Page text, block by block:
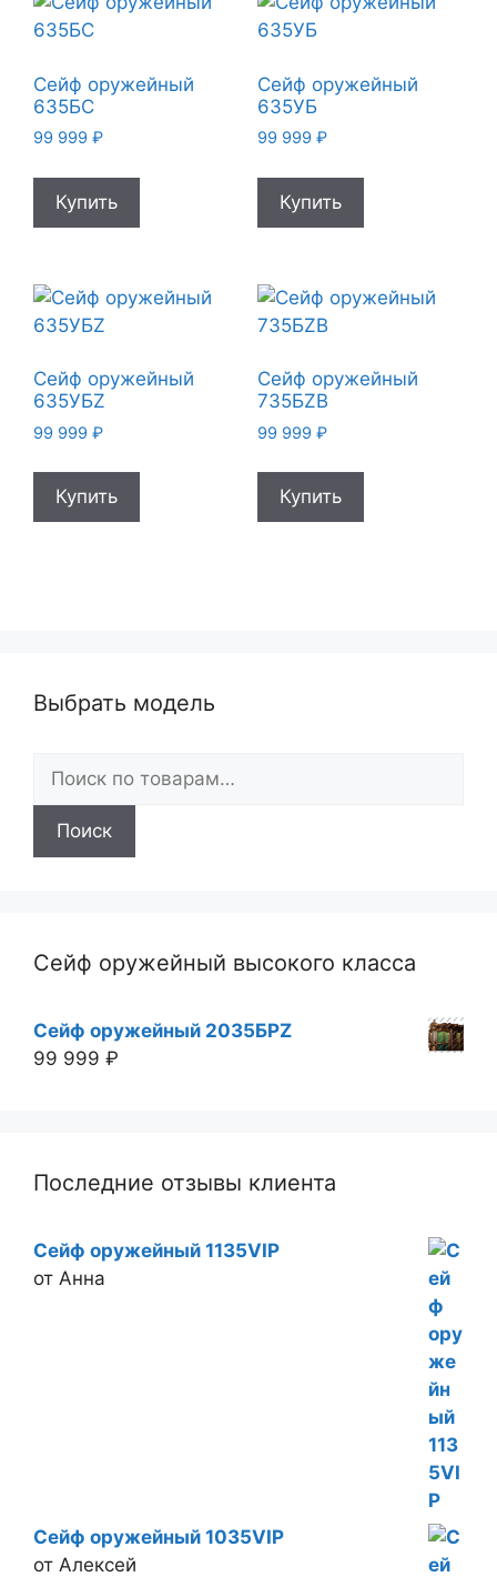
Сейф оружейный
635БС
99 999 ₽
Купить
Сейф оружейный
635УБ
99 999 ₽
Купить
Сейф оружейный
635УБZ
99 999 ₽
Купить
Сейф оружейный
735БZВ
99 999 ₽
Купить
Выбрать модель
Поиск
Сейф оружейный высокого класса
Сейф оружейный 2035БРZ
99 999 ₽
Последние отзывы клиента
Сейф оружейный 1135VIP
от Анна
Сейф оружейный 1035VIP
от Алексей